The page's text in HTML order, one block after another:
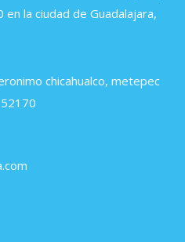
la ciudad de Guadalajara,
chicahualco, metepec